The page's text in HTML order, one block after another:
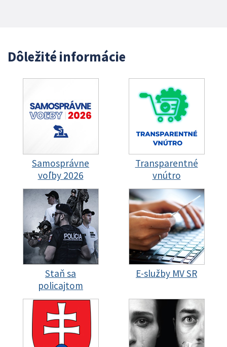
Dôležité informácie
Samosprávne
voľby 2026
Transparentné
vnútro
Staň sa
policajtom
E-služby MV SR